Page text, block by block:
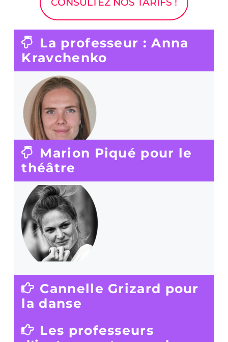
La professeur : Anna
Kravchenko
Marion Piqué pour le
théâtre
Cannelle Grizard pour
la danse
Les professeurs